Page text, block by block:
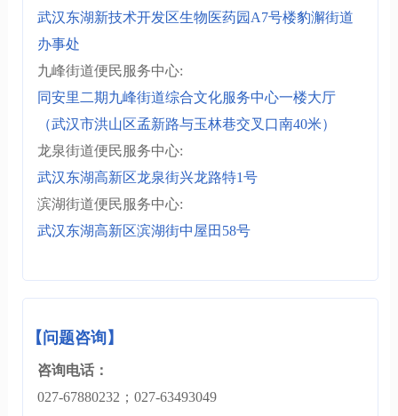
武汉东湖新技术开发区生物医药园A7号楼豹澥街道
办事处
九峰街道便民服务中心:
同安里二期九峰街道综合文化服务中心一楼大厅
（武汉市洪山区孟新路与玉林巷交叉口南40米）
龙泉街道便民服务中心:
武汉东湖高新区龙泉街兴龙路特1号
滨湖街道便民服务中心:
武汉东湖高新区滨湖街中屋田58号
【问题咨询】
咨询电话：
027-67880232；027-63493049